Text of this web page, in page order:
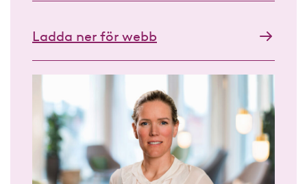
Ladda ner för webb